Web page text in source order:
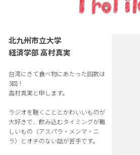
北九州市立大学
経済学部 高村真実
台湾にきて食べ物にあたった回数は
3回！
高村真実と申します。
ラジオを聴くこととかわいいものが
大好きで、飲み込むタイミングが難
しいもの（アスパラ・メンマ・ニ
ラ）とオチのない話が苦手です。